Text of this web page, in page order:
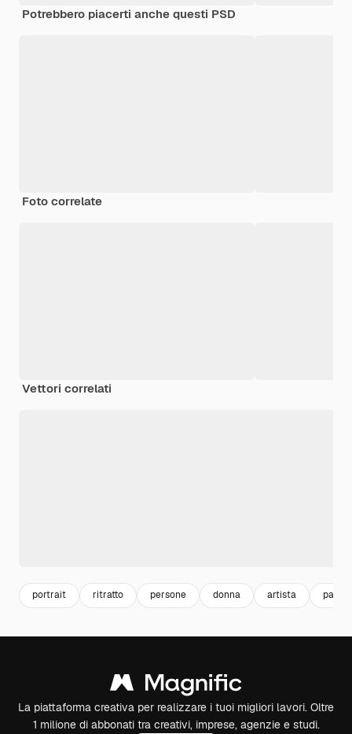
Potrebbero piacerti anche questi PSD
Foto correlate
Vettori correlati
portrait ritratto persone donna artista
La piattaforma creativa per realizzare i tuoi migliori lavori. Oltre
1 milione di abbonati tra creativi, imprese, agenzie e studi.